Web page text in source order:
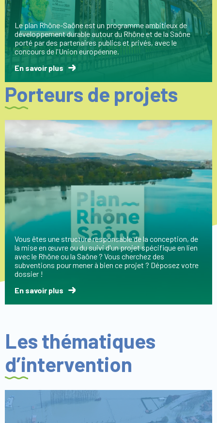
Le plan Rhône-Saône est un programme ambitieux de
développement durable autour du Rhône et de la Saône
porté par des partenaires publics et privés, avec le
concours de l'Union européenne.
En savoir plus
Porteurs de projets
Vous êtes une structure responsable de la conception, de
la mise en œuvre ou du suivi d'un projet spécifique en lien
avec le Rhône ou la Saône ? Vous cherchez des
subventions pour mener à bien ce projet ? Déposez votre
dossier !
En savoir plus
Les thématiques
d’intervention